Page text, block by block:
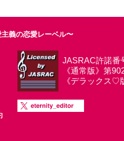
義の恋愛レーベル〜
JASRAC許諾番
《通常版》第
《デラックス♡